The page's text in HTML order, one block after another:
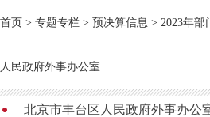
首页 > 专题专栏 > 预决算信息 > 2023年部
人民政府外事办公室